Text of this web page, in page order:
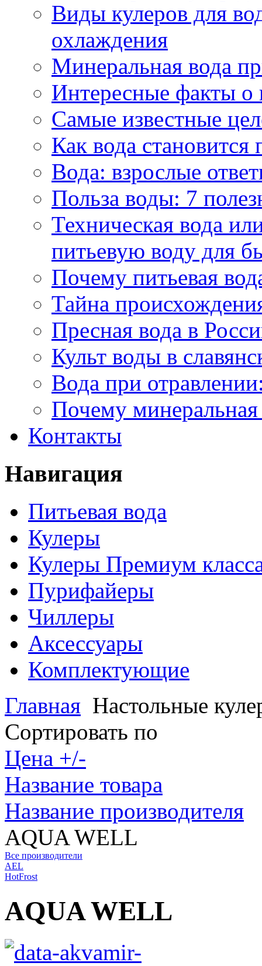
Виды кулеров для
охлаждения
Минеральная вода
Интересные факты о
Самые известные
Как вода становится
Вода: взрослые
Польза воды: 7
Техническая вода
питьевую воду для
Почему питьевая
Тайна
Пресная вода в
Культ воды в
Вода при
Почему
Контакты
Навигация
Питьевая вода
Кулеры
Кулеры Премиум
Пурифайеры
Чиллеры
Аксессуары
Комплектующие
Главная Настольные
Сортировать по
Цена +/-
Название товара
Название производителя
AQUA WELL
Все производители
AEL
HotFrost
AQUA WELL